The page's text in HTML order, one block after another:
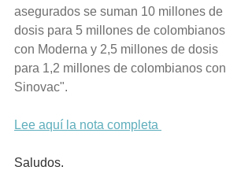
asegurados se suman 10 millones de
dosis para 5 millones de colombianos
con Moderna y 2,5 millones de dosis
para 1,2 millones de colombianos con
Sinovac".
Lee aquí la nota completa
Saludos.